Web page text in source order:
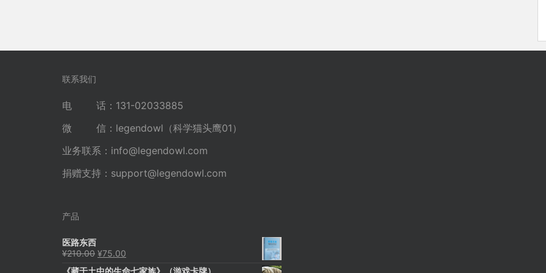
联系我们
电 话：131-02033885
微 信：legendowl（科学猫头鹰01）
业务联系： info@legendowl.com
捐赠支持： support@legendowl.com
产品
医路东西
¥210.00 原
¥75.00